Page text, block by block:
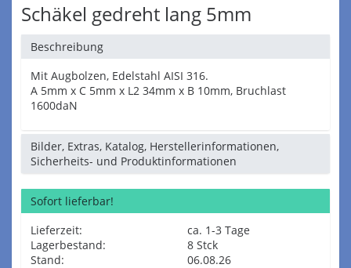
Schäkel gedreht lang 5mm
Beschreibung
Mit Augbolzen, Edelstahl AISI 316.
A 5mm x C 5mm x L2 34mm x B 10mm, Bruchlast
1600daN
Bilder, Extras, Katalog, Herstellerinformationen,
Sicherheits- und Produktinformationen
Sofort lieferbar!
Lieferzeit:
ca. 1-3 Tage
Lagerbestand:
8 Stck
Stand:
06.08.26